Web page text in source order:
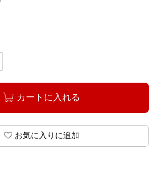
カートに入れる
お気に入りに追加